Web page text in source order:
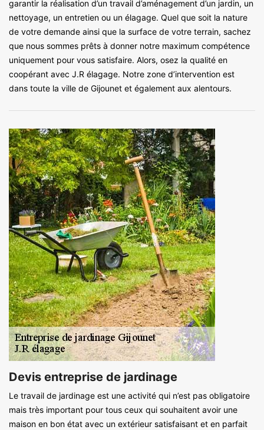
garantir la réalisation d’un travail d’aménagement d’un jardin, un
nettoyage, un entretien ou un élagage. Quel que soit la nature
de votre demande ainsi que la surface de votre terrain, sachez
que nous sommes prêts à donner notre maximum compétence
uniquement pour vous satisfaire. Alors, osez la qualité en
coopérant avec J.R élagage. Notre zone d’intervention est
dans toute la ville de Gijounet et également aux alentours.
Devis entreprise de jardinage
Le travail de jardinage est une activité qui n’est pas obligatoire
mais très important pour tous ceux qui souhaitent avoir une
maison en bon état avec un extérieur satisfaisant et en parfait